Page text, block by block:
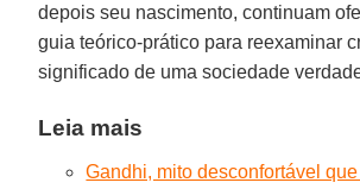
depois seu nascimento, continuam
guia teórico-prático para reexaminar
significado de uma sociedade
Leia mais
Gandhi, mito desconfortável